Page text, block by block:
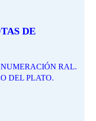
DE
RAL.
DEL PLATO.